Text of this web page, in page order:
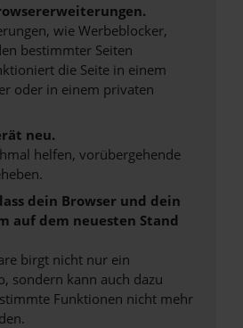
wie Werbeblocker,
bestimmter Seiten
die Seite in einem
oder in einem privaten
neu.
helfen, vorübergehende
dein Browser und dein
auf dem neuesten Stand
birgt nicht nur ein
sondern kann auch dazu
Funktionen nicht mehr